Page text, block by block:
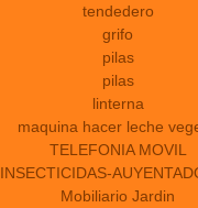
tendedero
grifo
pilas
pilas
linterna
maquina hacer leche
TELEFONIA MOVIL
INSECTICIDAS-
Mobiliario Jardin